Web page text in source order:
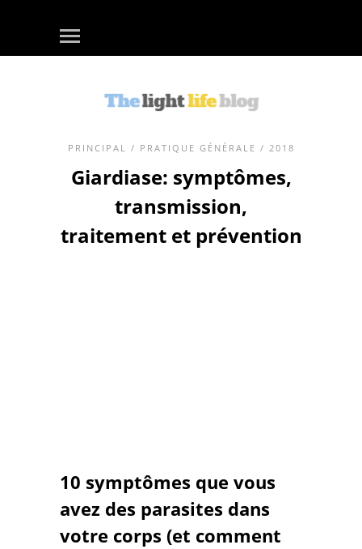
PRINCIPAL / PRATIQUE GÉNÉRALE / 2018
Giardiase: symptômes,
transmission,
traitement et prévention
10 symptômes que vous
avez des parasites dans
votre corps (et comment